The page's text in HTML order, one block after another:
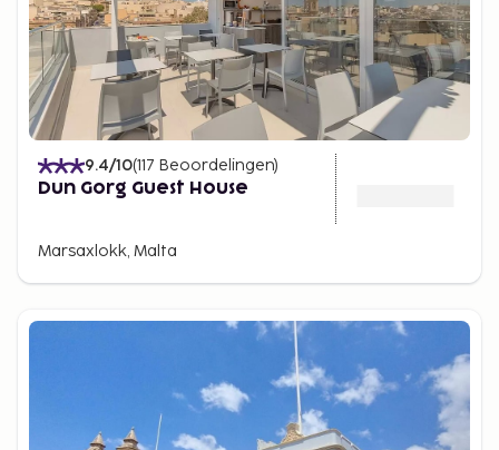
9.4/10(117 Beoordelingen)
Dun Gorg Guest House
Marsaxlokk, Malta